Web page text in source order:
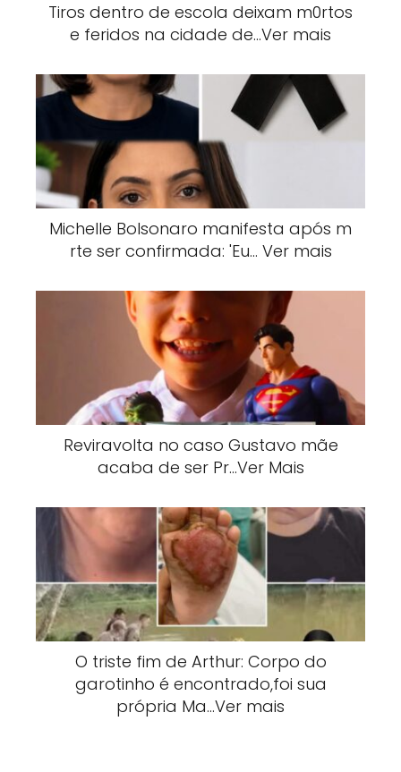
Tiros dentro de escola deixam m0rtos
e feridos na cidade de…Ver mais
Michelle Bolsonaro manifesta após m
rte ser confirmada: 'Eu… Ver mais
Reviravolta no caso Gustavo mãe
acaba de ser Pr…Ver Mais
O triste fim de Arthur: Corpo do
garotinho é encontrado,foi sua
própria Ma…Ver mais